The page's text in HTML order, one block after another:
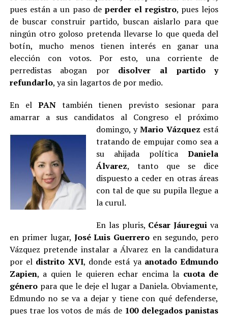
pues están a un paso de perder el registro, pues lejos
de buscar construir partido, buscan aislarlo para que
ningún otro goloso pretenda llevarse lo que queda del
botín, mucho menos tienen interés en ganar una
elección con votos. Por esto, una corriente de
perredistas abogan por disolver al partido y
refundarlo, ya sin lagartos de por medio.
En el PANtambién tienen previsto sesionar para
amarrar a sus candidatos al Congreso el próximo
domingo, yMario Vázquez está
tratando de empujar como sea a
su ahijada políticaDaniela
Álvarez, tanto que se dice
dispuesto a ceder en otras áreas
con tal de que su pupila llegue a
la curul.
En las pluris, César Jáuregui va
en primer lugar, José Luis Guerrero en segundo, pero
Vázquez pretende instalar a Álvarez en la candidatura
por el distrito XVI, donde está ya anotado Edmundo
Zapien, a quien le quieren echar encima la cuota de
géneropara que le deje el lugar a Daniela. Obviamente,
Edmundo no se va a dejar y tiene con qué defenderse,
pues trae los votos de más de 100 delegados panistas